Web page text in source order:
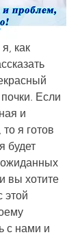
как
Если
и
я готов
будет
вы хотите
этой
с нами и